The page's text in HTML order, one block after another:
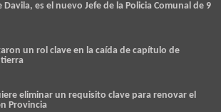
Davila, es el nuevo Jefe de la Policia Comunal de 9
un rol clave en la caída de capítulo de
eliminar un requisito clave para renovar el
Provincia